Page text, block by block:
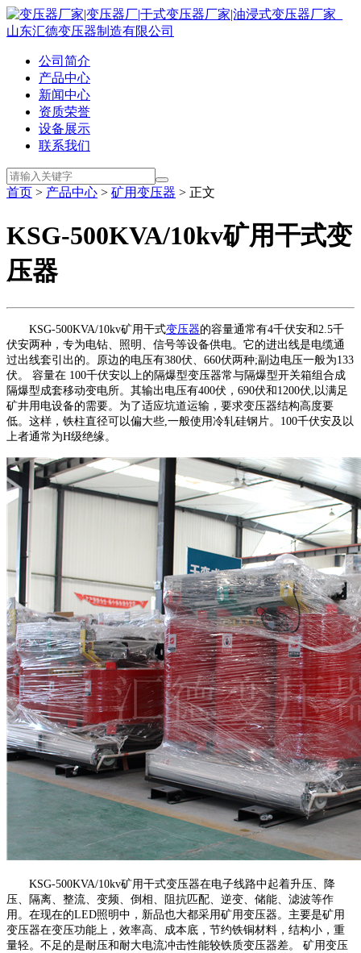
公司简介
产品中心
新闻中心
资质荣誉
设备展示
联系我们
首页 > 产品中心 > 矿用变压器 > 正文
KSG-500KVA/10kv矿用干式变
压器
KSG-500KVA/10kv矿用干式变压器的容量通常有4千伏安和2.5千
伏安两种，专为电钻、照明、信号等设备供电。它的进出线是电缆通
过出线套引出的。原边的电压有380伏、660伏两种;副边电压一般为133
伏。 容量在 100千伏安以上的隔爆型变压器常与隔爆型开关箱组合成
隔爆型成套移动变电所。其输出电压有400伏，690伏和1200伏,以满足
矿井用电设备的需要。为了适应坑道运输，要求变压器结构高度要
低。这样，铁柱直径可以偏大些,一般使用冷轧硅钢片。100千伏安及以
上者通常为H级绝缘。
KSG-500KVA/10kv矿用干式变压器在电子线路中起着升压、降
压、隔离、整流、变频、倒相、阻抗匹配、逆变、储能、滤波等作
用。在现在的LED照明中，新品也大都采用矿用变压器。主要是矿用
变压器在变压功能上，效率高、成本底，节约铁铜材料，结构小，重
量轻。不足的是耐压和耐大电流冲击性能较铁质变压器差。 矿用变压